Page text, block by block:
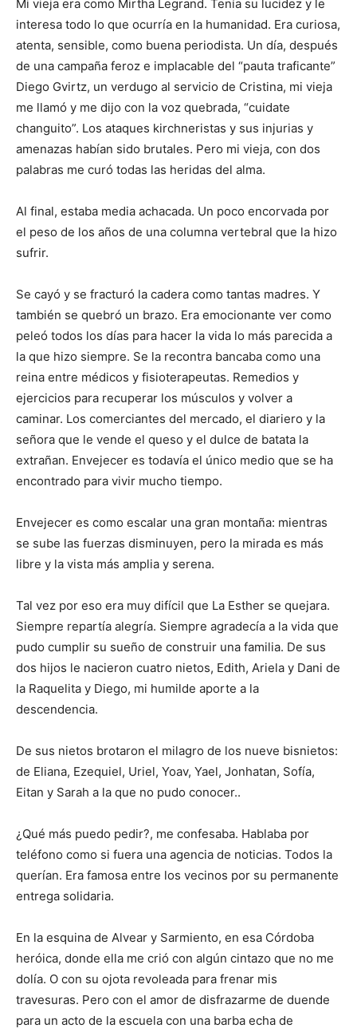
Mi vieja era como Mirtha Legrand. Tenía su lucidez y le
interesa todo lo que ocurría en la humanidad. Era curiosa,
atenta, sensible, como buena periodista. Un día, después
de una campaña feroz e implacable del “pauta traficante”
Diego Gvirtz, un verdugo al servicio de Cristina, mi vieja
me llamó y me dijo con la voz quebrada, “cuidate
changuito”. Los ataques kirchneristas y sus injurias y
amenazas habían sido brutales. Pero mi vieja, con dos
palabras me curó todas las heridas del alma.
Al final, estaba media achacada. Un poco encorvada por
el peso de los años de una columna vertebral que la hizo
sufrir.
Se cayó y se fracturó la cadera como tantas madres. Y
también se quebró un brazo. Era emocionante ver como
peleó todos los días para hacer la vida lo más parecida a
la que hizo siempre. Se la recontra bancaba como una
reina entre médicos y fisioterapeutas. Remedios y
ejercicios para recuperar los músculos y volver a
caminar. Los comerciantes del mercado, el diariero y la
señora que le vende el queso y el dulce de batata la
extrañan. Envejecer es todavía el único medio que se ha
encontrado para vivir mucho tiempo.
Envejecer es como escalar una gran montaña: mientras
se sube las fuerzas disminuyen, pero la mirada es más
libre y la vista más amplia y serena.
Tal vez por eso era muy difícil que La Esther se quejara.
Siempre repartía alegría. Siempre agradecía a la vida que
pudo cumplir su sueño de construir una familia. De sus
dos hijos le nacieron cuatro nietos, Edith, Ariela y Dani de
la Raquelita y Diego, mi humilde aporte a la
descendencia.
De sus nietos brotaron el milagro de los nueve bisnietos:
de Eliana, Ezequiel, Uriel, Yoav, Yael, Jonhatan, Sofía,
Eitan y Sarah a la que no pudo conocer..
¿Qué más puedo pedir?, me confesaba. Hablaba por
teléfono como si fuera una agencia de noticias. Todos la
querían. Era famosa entre los vecinos por su permanente
entrega solidaria.
En la esquina de Alvear y Sarmiento, en esa Córdoba
heróica, donde ella me crió con algún cintazo que no me
dolía. O con su ojota revoleada para frenar mis
travesuras. Pero con el amor de disfrazarme de duende
para un acto de la escuela con una barba echa de